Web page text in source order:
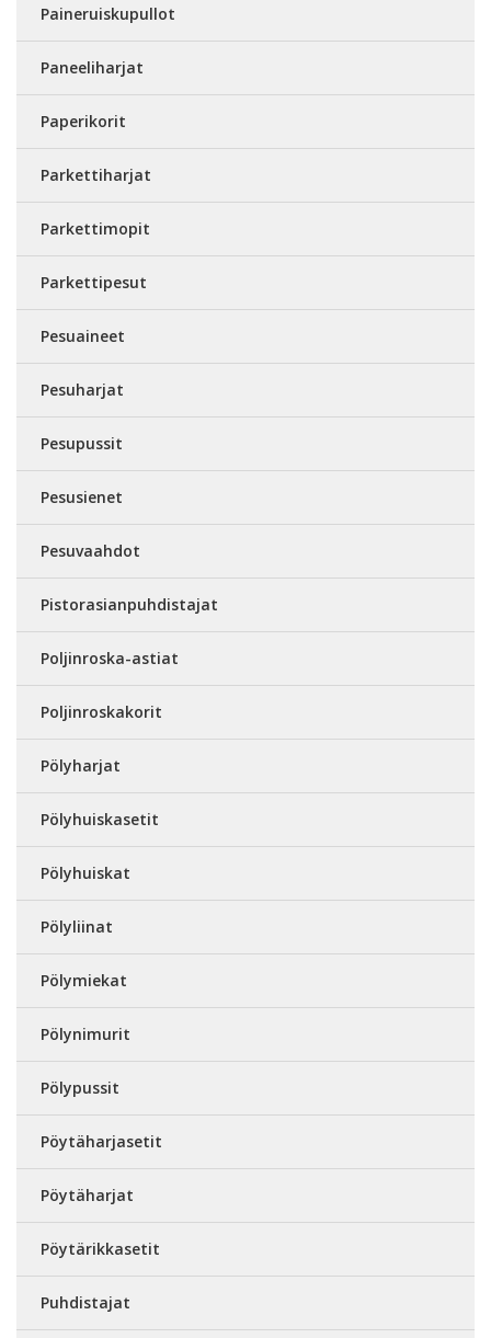
Paineruiskupullot
Paneeliharjat
Paperikorit
Parkettiharjat
Parkettimopit
Parkettipesut
Pesuaineet
Pesuharjat
Pesupussit
Pesusienet
Pesuvaahdot
Pistorasianpuhdistajat
Poljinroska-astiat
Poljinroskakorit
Pölyharjat
Pölyhuiskasetit
Pölyhuiskat
Pölyliinat
Pölymiekat
Pölynimurit
Pölypussit
Pöytäharjasetit
Pöytäharjat
Pöytärikkasetit
Puhdistajat